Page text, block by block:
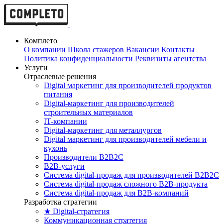
Комплето
О компании Школа стажеров Вакансии Контакты
Политика конфиденциальности Реквизиты агентства
Услуги
Отраслевые решения
Digital маркетинг для производителей продуктов
питания
Digital-маркетинг для производителей
строительных материалов
IT-компании
Digital-маркетинг для металлургов
Digital маркетинг для производителей мебели и
кухонь
Производители B2B2C
B2B-услуги
Cистема digital-продаж для производителей B2B2C
Система digital-продаж сложного B2B-продукта
Система digital-продаж для B2B-компаний
Разработка стратегии
★ Digital-стратегия
Коммуникационная стратегия